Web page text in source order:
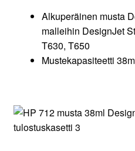
Alkuperäinen musta
malleihin DesignJet
T630, T650
Mustekapasiteetti